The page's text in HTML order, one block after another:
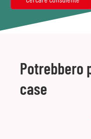
Potrebbero
case